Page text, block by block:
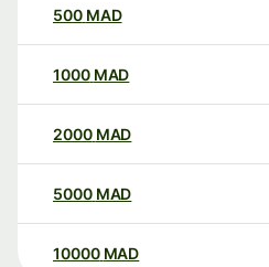
500 MAD
1000 MAD
2000 MAD
5000 MAD
10000 MAD